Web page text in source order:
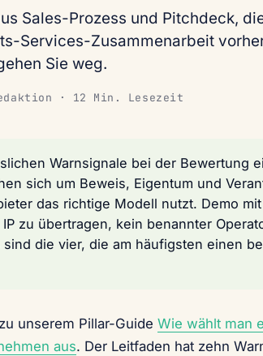
Sales-Prozess und Pitchdeck,
Services-Zusammenarbeit
Sie weg.
· 12 Min. Lesezeit
Warnsignale bei der Bewertung
sich um Beweis, Eigentum und
das richtige Modell nutzt. Demo
zu übertragen, kein benannter
die vier, die am häufigsten einen
unserem Pillar-Guide Wie wählt man
aus. Der Leitfaden hat zehn